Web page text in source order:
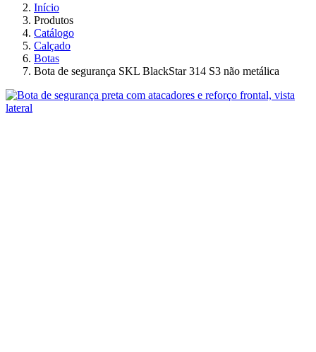
Início
Produtos
Catálogo
Calçado
Botas
Bota de segurança SKL BlackStar 314 S3 não metálica